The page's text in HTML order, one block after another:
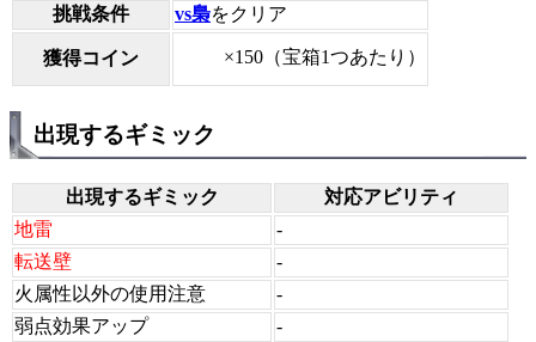
挑戦条件 vs梟をクリア
獲得コイン ×150（宝箱1つあたり）
出現するギミック
出現するギミック
対応アビリティ
地雷
-
転送壁
-
火属性以外の使用注意
-
弱点効果アップ
-